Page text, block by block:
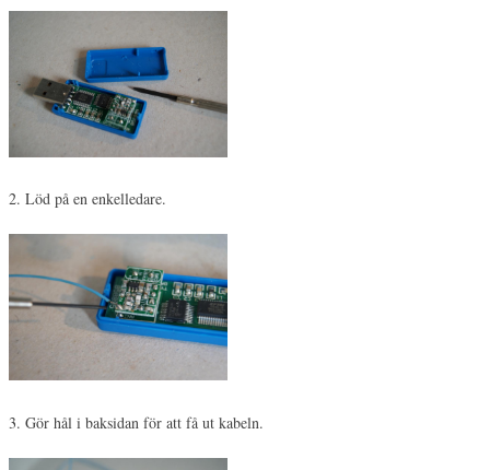
2. Löd på en enkelledare.
3. Gör hål i baksidan för att få ut kabeln.